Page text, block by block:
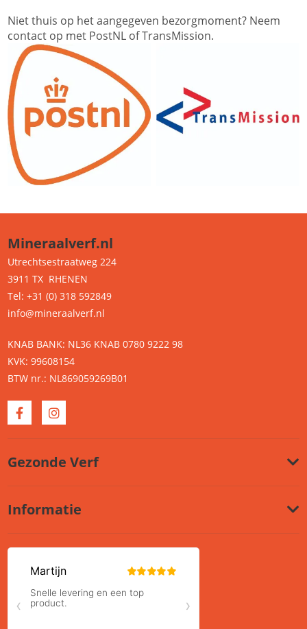
Niet thuis op het aangegeven bezorgmoment? Neem
contact op met PostNL of TransMission.
Mineraalverf.nl
Utrechtsestraatweg 224
3911 TX RHENEN
Tel: +31 (0) 318 592849
info@mineraalverf.nl
KNAB BANK: NL36 KNAB 0780 9222 98
KVK: 99608154
BTW nr.: NL869059269B01
Gezonde Verf
Informatie